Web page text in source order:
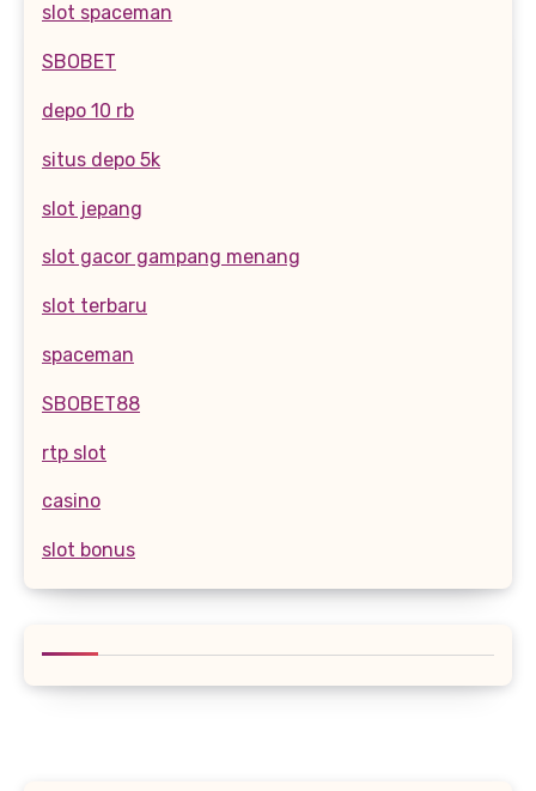
slot spaceman
SBOBET
depo 10 rb
situs depo 5k
slot jepang
slot gacor gampang menang
slot terbaru
spaceman
SBOBET88
rtp slot
casino
slot bonus